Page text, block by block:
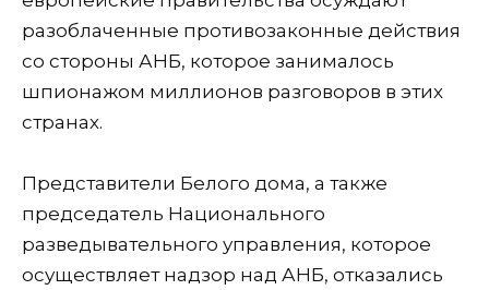
разоблаченные противозаконные действия
со стороны АНБ, которое занималось
шпионажом миллионов разговоров в этих
странах.
Представители Белого дома, а также
председатель Национального
разведывательного управления, которое
осуществляет надзор над АНБ, отказались